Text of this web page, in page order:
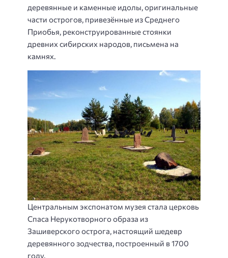
деревянные и каменные идолы, оригинальные
части острогов, привезённые из Среднего
Приобья, реконструированные стоянки
древних сибирских народов, письмена на
камнях.
Центральным экспонатом музея стала церковь
Спаса Нерукотворного образа из
Зашиверского острога, настоящий шедевр
деревянного зодчества, построенный в 1700
году.